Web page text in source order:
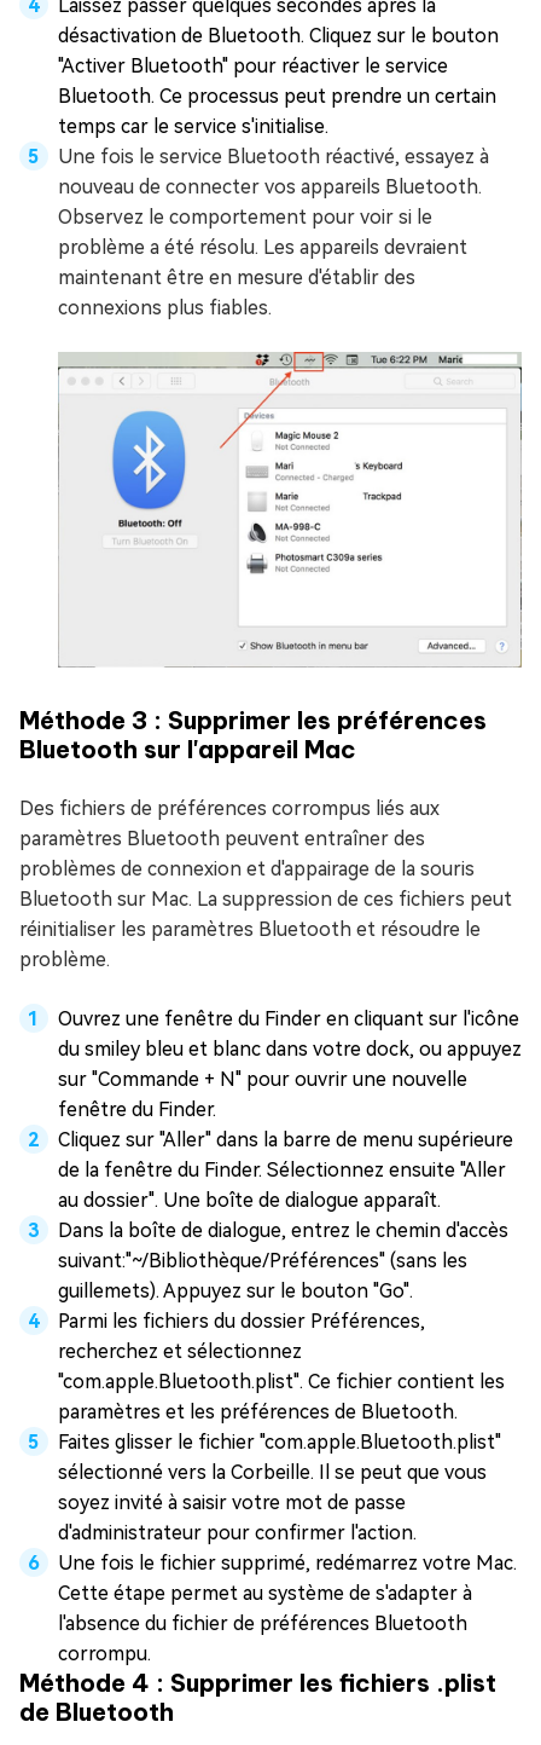
Laissez passer quelques secondes après la
désactivation de Bluetooth. Cliquez sur le bouton
"Activer Bluetooth" pour réactiver le service
Bluetooth. Ce processus peut prendre un certain
temps car le service s'initialise.
Une fois le service Bluetooth réactivé, essayez à
nouveau de connecter vos appareils Bluetooth.
Observez le comportement pour voir si le
problème a été résolu. Les appareils devraient
maintenant être en mesure d'établir des
connexions plus fiables.
Méthode 3 : Supprimer les préférences
Bluetooth sur l'appareil Mac
Des fichiers de préférences corrompus liés aux
paramètres Bluetooth peuvent entraîner des
problèmes de connexion et d'appairage de la souris
Bluetooth sur Mac. La suppression de ces fichiers peut
réinitialiser les paramètres Bluetooth et résoudre le
problème.
Ouvrez une fenêtre du Finder en cliquant sur l'icône
du smiley bleu et blanc dans votre dock, ou appuyez
sur "Commande + N" pour ouvrir une nouvelle
fenêtre du Finder.
Cliquez sur "Aller" dans la barre de menu supérieure
de la fenêtre du Finder. Sélectionnez ensuite "Aller
au dossier". Une boîte de dialogue apparaît.
Dans la boîte de dialogue, entrez le chemin d'accès
suivant:"~/Bibliothèque/Préférences" (sans les
guillemets). Appuyez sur le bouton "Go".
Parmi les fichiers du dossier Préférences,
recherchez et sélectionnez
"com.apple.Bluetooth.plist". Ce fichier contient les
paramètres et les préférences de Bluetooth.
Faites glisser le fichier "com.apple.Bluetooth.plist"
sélectionné vers la Corbeille. Il se peut que vous
soyez invité à saisir votre mot de passe
d'administrateur pour confirmer l'action.
Une fois le fichier supprimé, redémarrez votre Mac.
Cette étape permet au système de s'adapter à
l'absence du fichier de préférences Bluetooth
corrompu.
Méthode 4 : Supprimer les fichiers .plist
de Bluetooth